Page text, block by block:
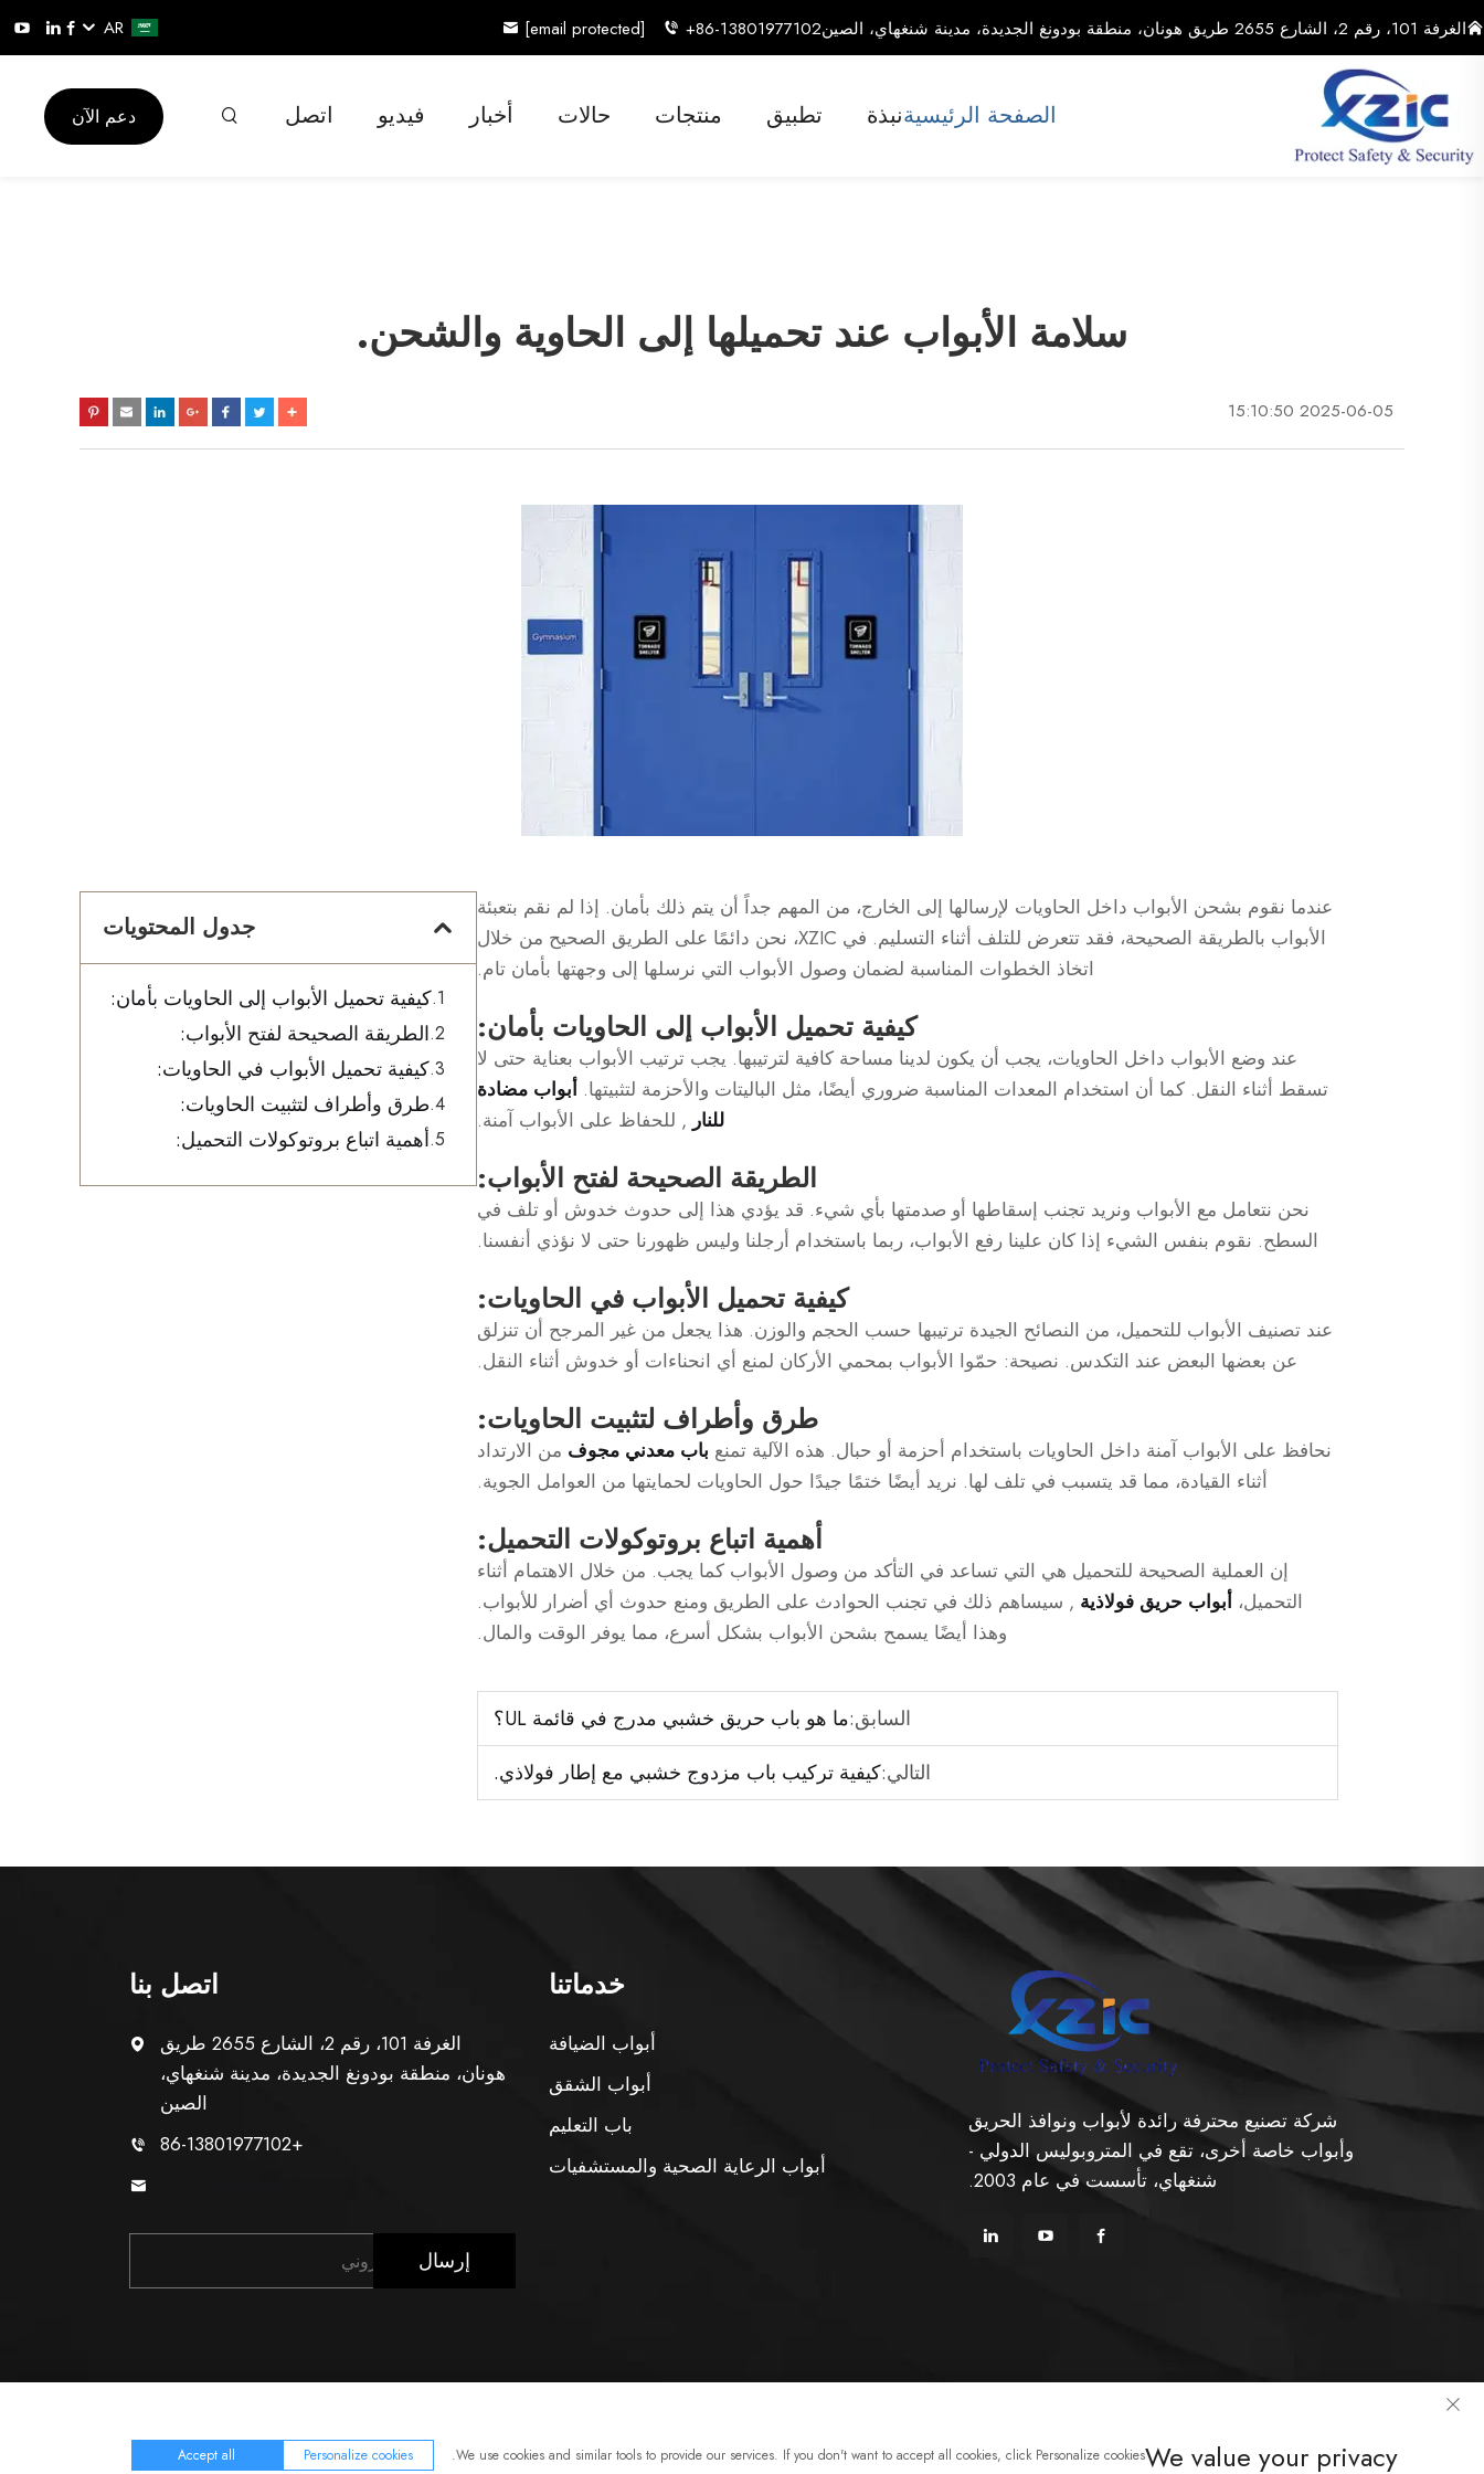
الغرفة 101، رقم 2، الشارع 2655 طريق هونان، منطقة بودونغ الجديدة، مدينة شنغهاي، الصين +86-13801977102
[email protected]
AR
الصفحة الرئيسيةنبذة تطبيق منتجات حالات أخبار فيديو اتصل دعم الآن
سلامة الأبواب عند تحميلها إلى الحاوية والشحن.
2025-06-05 15:10:50
عندما نقوم بشحن الأبواب داخل الحاويات لإرسالها إلى الخارج، من المهم جداً أن يتم ذلك بأمان. إذا لم نقم بتعبئة
الأبواب بالطريقة الصحيحة، فقد تتعرض للتلف أثناء التسليم. في XZIC، نحن دائمًا على الطريق الصحيح من خلال
اتخاذ الخطوات المناسبة لضمان وصول الأبواب التي نرسلها إلى وجهتها بأمان تام.
كيفية تحميل الأبواب إلى الحاويات بأمان:
عند وضع الأبواب داخل الحاويات، يجب أن يكون لدينا مساحة كافية لترتيبها. يجب ترتيب الأبواب بعناية حتى لا
تسقط أثناء النقل. كما أن استخدام المعدات المناسبة ضروري أيضًا، مثل الباليتات والأحزمة لتثبيتها. أبواب مضادة
للنار , للحفاظ على الأبواب آمنة.
الطريقة الصحيحة لفتح الأبواب:
نحن نتعامل مع الأبواب ونريد تجنب إسقاطها أو صدمتها بأي شيء. قد يؤدي هذا إلى حدوث خدوش أو تلف في
السطح. نقوم بنفس الشيء إذا كان علينا رفع الأبواب، ربما باستخدام أرجلنا وليس ظهورنا حتى لا نؤذي أنفسنا.
كيفية تحميل الأبواب في الحاويات:
عند تصنيف الأبواب للتحميل، من النصائح الجيدة ترتيبها حسب الحجم والوزن. هذا يجعل من غير المرجح أن تنزلق
عن بعضها البعض عند التكدس. نصيحة: حمّوا الأبواب بمحمي الأركان لمنع أي انحناءات أو خدوش أثناء النقل.
طرق وأطراف لتثبيت الحاويات:
نحافظ على الأبواب آمنة داخل الحاويات باستخدام أحزمة أو حبال. هذه الآلية تمنع باب معدني مجوف من الارتداد
أثناء القيادة، مما قد يتسبب في تلف لها. نريد أيضًا ختمًا جيدًا حول الحاويات لحمايتها من العوامل الجوية.
أهمية اتباع بروتوكولات التحميل:
إن العملية الصحيحة للتحميل هي التي تساعد في التأكد من وصول الأبواب كما يجب. من خلال الاهتمام أثناء
التحميل، أبواب حريق فولاذية , سيساهم ذلك في تجنب الحوادث على الطريق ومنع حدوث أي أضرار للأبواب.
وهذا أيضًا يسمح بشحن الأبواب بشكل أسرع، مما يوفر الوقت والمال.
السابق:ما هو باب حريق خشبي مدرج في قائمة UL؟
التالي:كيفية تركيب باب مزدوج خشبي مع إطار فولاذي.
جدول المحتويات
كيفية تحميل الأبواب إلى الحاويات بأمان:
الطريقة الصحيحة لفتح الأبواب:
كيفية تحميل الأبواب في الحاويات:
طرق وأطراف لتثبيت الحاويات:
أهمية اتباع بروتوكولات التحميل:
شركة تصنيع محترفة رائدة لأبواب ونوافذ الحريق
وأبواب خاصة أخرى، تقع في المتروبوليس الدولي -
شنغهاي، تأسست في عام 2003.
خدماتنا
أبواب الضيافة
أبواب الشقق
باب التعليم
أبواب الرعاية الصحية والمستشفيات
اتصل بنا
الغرفة 101، رقم 2، الشارع 2655 طريق
هونان، منطقة بودونغ الجديدة، مدينة شنغهاي،
الصين
+86-13801977102
إرسال
سياسة الخصوصية We value your privacy
We use cookies and similar tools to provide our services. If you don't want to accept all cookies, click Personalize cookies.
Personalize cookies
Accept all